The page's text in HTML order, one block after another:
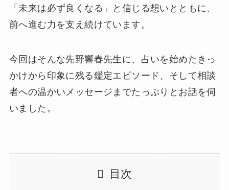
「未来は必ず良くなる」と信じる想いとともに、
前へ進む力を支え続けています。
今回はそんな先野響春先生に、占いを始めたきっ
かけから印象に残る鑑定エピソード、そして相談
者への温かいメッセージまでたっぷりとお話を伺
いました。
目次